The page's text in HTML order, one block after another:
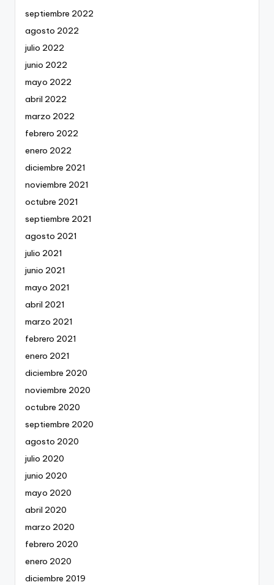
septiembre 2022
agosto 2022
julio 2022
junio 2022
mayo 2022
abril 2022
marzo 2022
febrero 2022
enero 2022
diciembre 2021
noviembre 2021
octubre 2021
septiembre 2021
agosto 2021
julio 2021
junio 2021
mayo 2021
abril 2021
marzo 2021
febrero 2021
enero 2021
diciembre 2020
noviembre 2020
octubre 2020
septiembre 2020
agosto 2020
julio 2020
junio 2020
mayo 2020
abril 2020
marzo 2020
febrero 2020
enero 2020
diciembre 2019